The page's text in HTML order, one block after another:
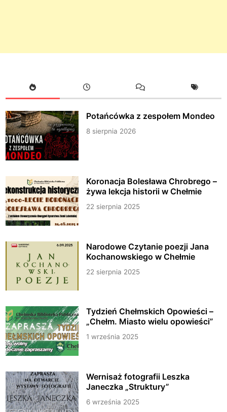
Potańcówka z zespołem Mondeo
8 sierpnia 2026
Koronacja Bolesława Chrobrego –
żywa lekcja historii w Chełmie
22 sierpnia 2025
Narodowe Czytanie poezji Jana
Kochanowskiego w Chełmie
22 sierpnia 2025
Tydzień Chełmskich Opowieści –
„Chełm. Miasto wielu opowieści”
1 września 2025
Wernisaż fotografii Leszka
Janeczka „Struktury”
6 września 2025